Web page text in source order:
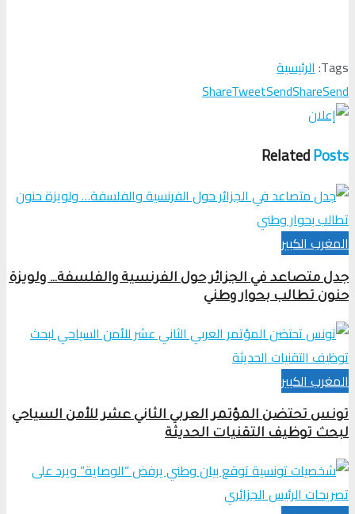
Tags: الرئيسية
ShareTweetSendShareSend
RelatedPosts
المغرب الكبير
جدل متصاعد في الجزائر حول الفرنسية والفلسفة… ولويزة
حنون تطالب بحوار وطني
المغرب الكبير
تونس تحتضن المؤتمر العربي الثاني عشر للأمن السياحي
لبحث توظيف التقنيات الحديثة